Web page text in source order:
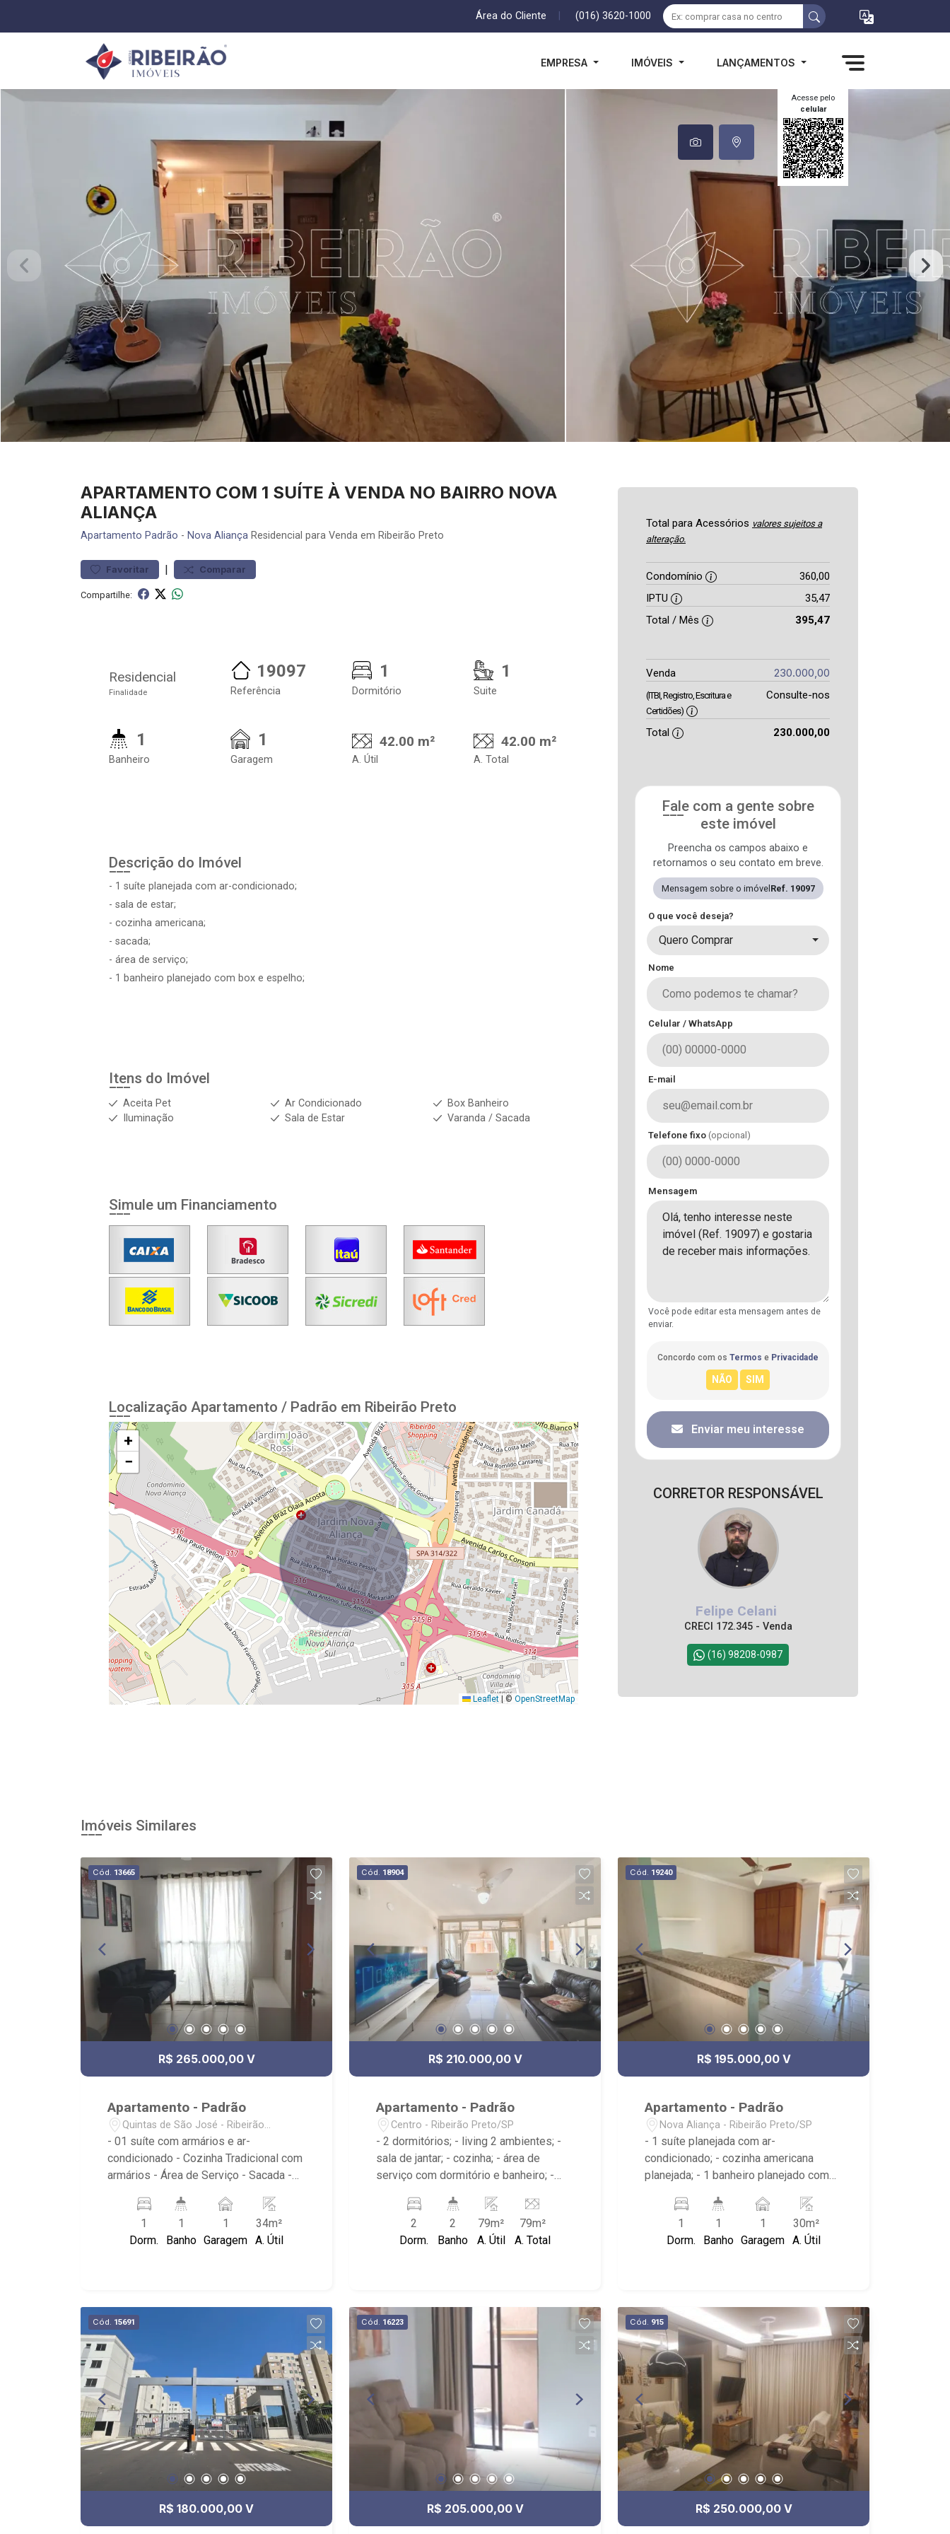
Área do Cliente (016) 3620-1000
EMPRESA IMÓVEIS LANÇAMENTOS
Acesse pelo
celular
APARTAMENTO COM 1 SUÍTE À VENDA NO BAIRRO NOVA
ALIANÇA
Apartamento Padrão - Nova Aliança Residencial para Venda em Ribeirão Preto
Favoritar | Comparar
Compartilhe:
Residencial
Finalidade
19097
Referência
1
Dormitório
1
Suite
1
Banheiro
1
Garagem
42.00 m²
A. Útil
42.00 m²
A. Total
Descrição do Imóvel
- 1 suíte planejada com ar-condicionado;
- sala de estar;
- cozinha americana;
- sacada;
- área de serviço;
- 1 banheiro planejado com box e espelho;
Itens do Imóvel
Aceita Pet Ar Condicionado
Box Banheiro
Iluminação
Sala de Estar Varanda / Sacada
Simule um Financiamento
Localização Apartamento / Padrão em Ribeirão Preto
+
−
Leaflet © OpenStreetMap
Total para Acessórios valores sujeitos a
alteração.
Condomínio
360,00
IPTU
35,47
Total / Mês
395,47
Venda 230.000,00
(ITBI, Registro, Escritura e
Certidões)
Consulte-nos
Total 230.000,00
Fale com a gente sobre
este imóvel
Preencha os campos abaixo e
retornamos o seu contato em breve.
Mensagem sobre o imóvel Ref. 19097
O que você deseja?
Quero Comprar
Nome
Celular / WhatsApp
E-mail
Telefone fixo (opcional)
Mensagem
Você pode editar esta mensagem antes de
enviar.
Concordo com os Termos e Privacidade
Enviar meu interesse
CORRETOR RESPONSÁVEL
Felipe Celani
CRECI 172.345 - Venda
(16) 98208-0987
Imóveis Similares
Cód. 13665
R$ 265.000,00 V
Apartamento - Padrão
Quintas de São José - Ribeirão
Preto/SP
- 01 suíte com armários e ar-
condicionado - Cozinha Tradicional com
armários - Área de Serviço - Sacada -
Portaria 12hrs - Localizado próximo ao
prolongamento da Avenida João Fiúsa,
Cenourão, Hospital Unimed, Academia
1
Dorm.
1
Banho
1
Garagem
34m²
A. Útil
Cód. 18904
R$ 210.000,00 V
Apartamento - Padrão
Centro - Ribeirão Preto/SP
- 2 dormitórios; - living 2 ambientes; -
sala de jantar; - cozinha; - área de
serviço com dormitório e banheiro; -
Bijuca, Restaurante Travessa, Jr
Tecidos
2
Dorm.
2
Banho
79m²
A. Útil
79m²
A. Total
Cód. 19240
R$ 195.000,00 V
Apartamento - Padrão
Nova Aliança - Ribeirão Preto/SP
- 1 suíte planejada com ar-
condicionado; - cozinha americana
planejada; - 1 banheiro planejado com
portaria 24h, piscina, academia,
lavanderia coletiva no andar
(agendamento), elevador panorâmico e
1
Dorm.
1
Banho
1
Garagem
30m²
A. Útil
Cód. 15691
R$ 180.000,00 V
Cód. 16223
R$ 205.000,00 V
Cód. 915
R$ 250.000,00 V